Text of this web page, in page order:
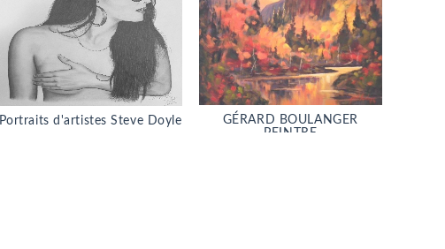
Portraits d'artistes Steve Doyle
GÉRARD BOULANGER
PEINTRE